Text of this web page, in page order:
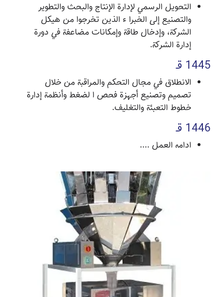
التحويل الرسمي لإدارة الإنتاج والبحث والتطوير
والتصنيع إلى الخبرا ء الذين تخرجوا من هيكل
الشركة، وإدخال طاقة وإمكانات مضاعفة في دورة
إدارة الشركة.
1445 قـ
الانطلاق في مجال التحكم والمراقبة من خلال
تصميم وتصنيع أجهزة فحص ا لضغط وأنظمة إدارة
خطوط التعبئة والتغليف.
1446 قـ
ادامه العمل ....